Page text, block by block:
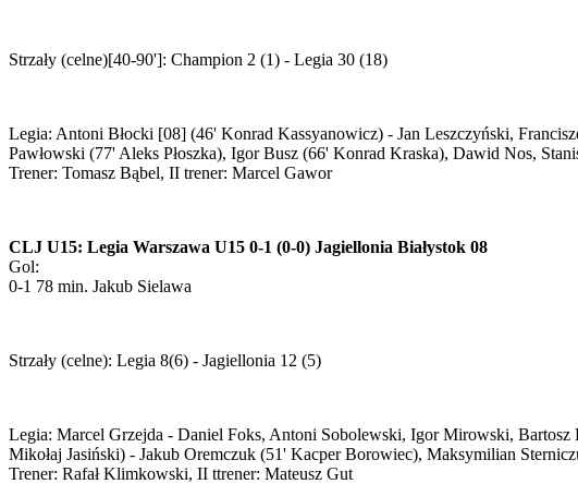
Strzały (celne)[40-90']: Champion 2 (1) - Legia 30 (18)
Legia: Antoni Błocki [08] (46' Konrad Kassyanowicz) - Jan Leszczyński,
Pawłowski (77' Aleks Płoszka), Igor Busz (66' Konrad Kraska), Dawid Nos,
Trener: Tomasz Bąbel, II trener: Marcel Gawor
CLJ U15: Legia Warszawa U15 0-1 (0-0) Jagiellonia Białystok 08
Gol:
0-1 78 min. Jakub Sielawa
Strzały (celne): Legia 8(6) - Jagiellonia 12 (5)
Legia: Marcel Grzejda - Daniel Foks, Antoni Sobolewski, Igor Mirowski,
Mikołaj Jasiński) - Jakub Oremczuk (51' Kacper Borowiec), Maksymilian
Trener: Rafał Klimkowski, II ttrener: Mateusz Gut